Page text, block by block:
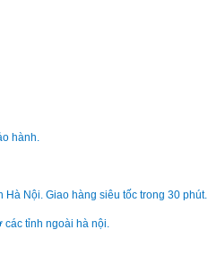
hành.
Hà Nội. Giao hàng siêu tốc trong 30 phút.
các tỉnh ngoài hà nội.